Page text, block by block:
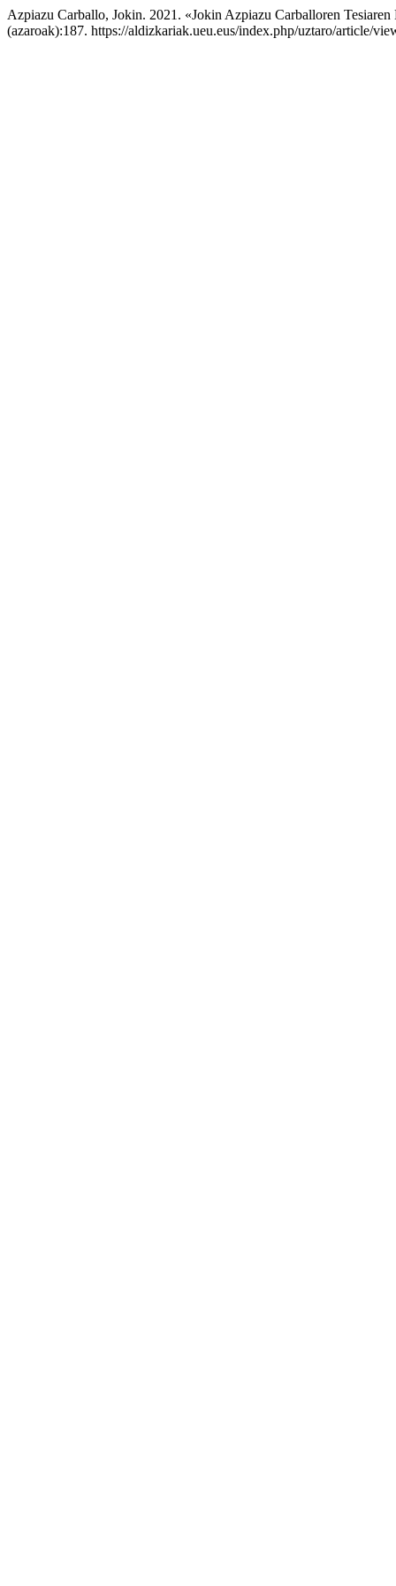
Azpiazu Carballo, Jokin. 2021. «Jokin Azpiazu Carballoren
(azaroak):187. https://aldizkariak.ueu.eus/index.php/uztaro/article/